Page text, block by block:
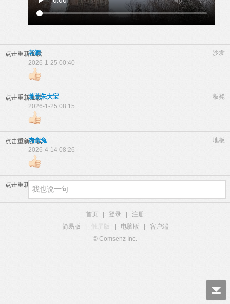
点击重新加载 沙发
老酒
2026-1-25 00:40
点击重新加载 板凳
莱芜朱大宝
2026-1-25 08:15
点击重新加载 地板
肉食兔
2026-4-14 08:26
点击重新加载
首页 | 登录 |
注册
简易版
| 触屏版 | 电脑版 |
客户端
© Comsenz Inc.